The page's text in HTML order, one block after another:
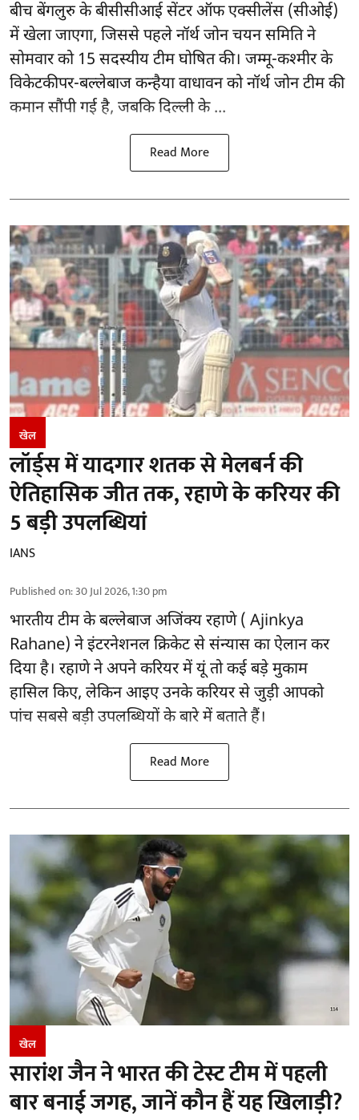
बीच बेंगलुरु केबीसीसीआईसेंटर ऑफ एक्सीलेंस (सीओई)
में खेला जाएगा, जिससे पहले नॉर्थ जोन चयन समिति ने
सोमवार को 15 सदस्यीय टीम घोषित की। जम्मू-कश्मीर के
विकेटकीपर-बल्लेबाज कन्हैया वाधावन को नॉर्थ जोन टीम की
कमान सौंपी गई है, जबकि दिल्ली के ...
Read More
खेल
लॉर्ड्स में यादगार शतक से मेलबर्न की
ऐतिहासिक जीत तक, रहाणे के करियर की
5 बड़ी उपलब्धियां
IANS
Published on:30 Jul 2026, 1:30 pm
भारतीय टीम के बल्लेबाजअजिंक्य रहाणे ( Ajinkya
Rahane) ने इंटरनेशनल क्रिकेट से संन्यास का ऐलान कर
दिया है। रहाणे ने अपने करियर में यूं तो कई बड़े मुकाम
हासिल किए, लेकिन आइए उनके करियर से जुड़ी आपको
पांच सबसे बड़ी उपलब्धियों के बारे में बताते हैं।
Read More
खेल
सारांश जैन ने भारत की टेस्ट टीम में पहली
बार बनाई जगह, जानें कौन हैं यह खिलाड़ी?